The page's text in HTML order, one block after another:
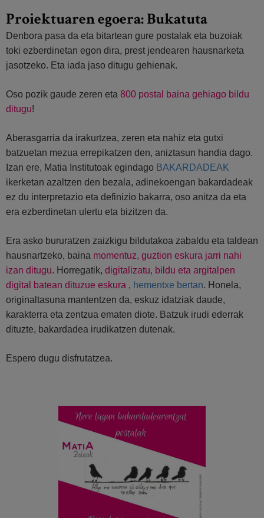
Proiektuaren egoera: Bukatuta
Denbora pasa da eta bitartean gure postalak eta buzoiak
toki ezberdinetan egon dira, prest jendearen hausnarketa
jasotzeko. Eta iada jaso ditugu gehienak.
Oso pozik gaude zeren eta 800 postal baina gehiago bildu
ditugu!
Aberasgarria da irakurtzea, zeren eta nahiz eta gutxi
batzuetan mezua errepikatzen den, aniztasun handia dago.
Izan ere, Matia Institutoak egindago BAKARDADEAK
ikerketan azaltzen den bezala, adinekoengan bakardadeak
ez du interpretazio eta definizio bakarra, oso anitza da eta
era ezberdinetan ulertu eta bizitzen da.
Era asko bururatzen zaizkigu bildutakoa zabaldu eta taldean
hausnartzeko, baina momentuz, guztion eskura jarri nahi
izan ditugu. Horregatik, digitalizatu, bildu eta argitalpen
digital batean dituzue eskura , hementxe bertan. Honela,
originaltasuna mantentzen da, eskuz idatziak daude,
karakterra eta zentzua ematen diote. Batzuk irudi ederrak
dituzte, bakardadea irudikatzen dutenak.
Espero dugu disfrutatzea.